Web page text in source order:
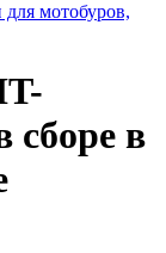
для мотобуров,
сборе в